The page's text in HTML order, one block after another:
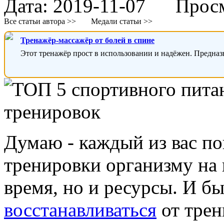
Дата: 2019-11-07
Все статьи автора >> Медали статьи >>
Тренажёр-массажёр от болей в спине
Этот тренажёр прост в использовании и надёжен.
Думаю - каждый из вас
тренировки организму
время, но и ресурсы. И
восстанавливаться от